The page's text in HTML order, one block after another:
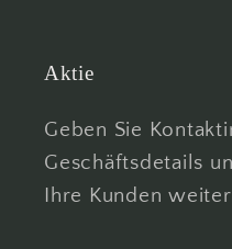
Aktie
Geben Sie
Geschäftsdetails
Ihre Kunden